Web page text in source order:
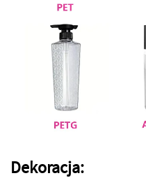
Dekoracja: